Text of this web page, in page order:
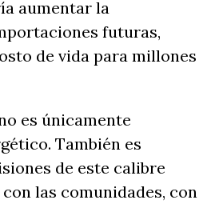
aumentar la
futuras,
de vida para millones
es únicamente
También es
de este calibre
las comunidades, con